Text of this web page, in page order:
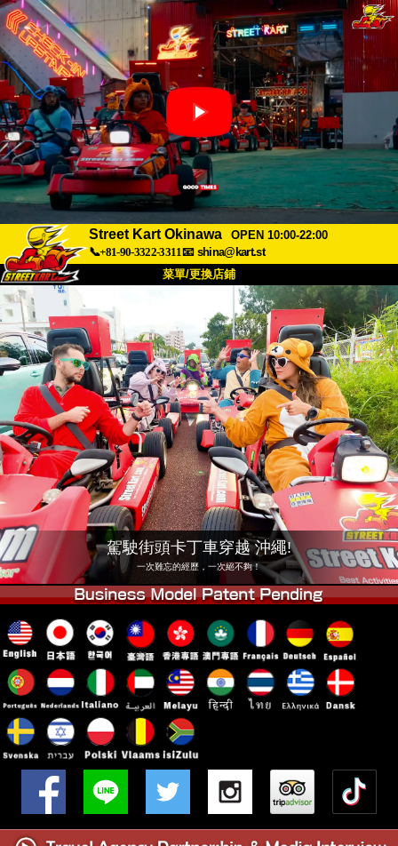
Street Kart Okinawa
OPEN 10:00-22:00
📞+81-90-3322-3311📧 shina@kart.st
菜單/更換店鋪
關於 規格 價格
交通方式 顧客聲音 常見問題
公司 預訂
更換店鋪
東京品川 #1 東京秋葉原#1
東京秋葉原#2 東京澀谷
東京澀谷附屬 東京灣
東京淺草 大阪
沖繩
駕駛街頭卡丁車穿越 沖繩!
一次難忘的經歷，一次絕不夠！